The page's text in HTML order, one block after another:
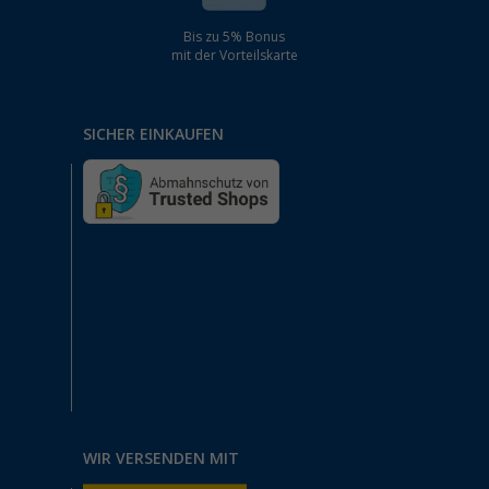
Bis zu 5% Bonus
mit der Vorteilskarte
SICHER EINKAUFEN
WIR VERSENDEN MIT